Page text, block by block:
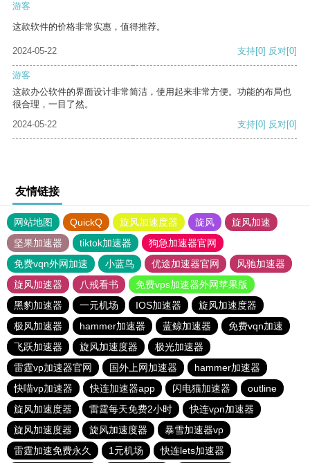
游客
这款软件的价格非常实惠，值得推荐。
2024-05-22 支持[0] 反对[0]
游客
这款办公软件的界面设计非常简洁，使用起来非常方便。功能的布局也
很合理，一目了然。
2024-05-22
支持[0] 反对[0]
友情链接
网站地图 QuickQ 旋风加速度器 旋风
旋风加速
坚果加速器
tiktok加速器
狗急加速器官网
免费vqn外网加速
小蓝鸟 优途加速器官网
风驰加速器
旋风加速器
八戒看书
免费vps加速器外网苹果版
黑豹加速器
一元机场 IOS加速器
旋风加速度器
极风加速器
hammer加速器 蓝鲸加速器
免费vqn加速
飞跃加速器
旋风加速度器
极光加速器
雷霆vp加速器官网
国外上网加速器
hammer加速器
快喵vp加速器
快连加速器app 闪电猫加速器
outline
旋风加速度器
雷霆每天免费2小时
快连vρn加速器
旋风加速度器
旋风加速度器
暴雪加速器vp
雷霆加速免费永久
1元机场 快连lets加速器